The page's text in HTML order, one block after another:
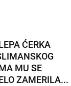
ĆERKA
MU SE
ZAMERILA...